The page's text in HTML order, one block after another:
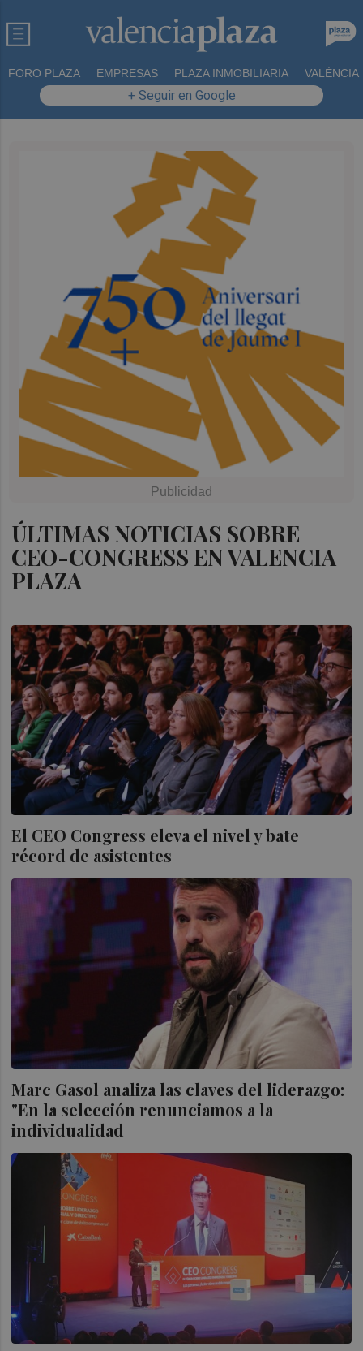
FORO PLAZA EMPRESAS PLAZA INMOBILIARIA VALÈNCIA
+ Seguir en Google
ÚLTIMAS NOTICIAS SOBRE
CEO-CONGRESS EN VALENCIA
PLAZA
El CEO Congress eleva el nivel y bate
récord de asistentes
Marc Gasol analiza las claves del liderazgo:
"En la selección renunciamos a la
individualidad